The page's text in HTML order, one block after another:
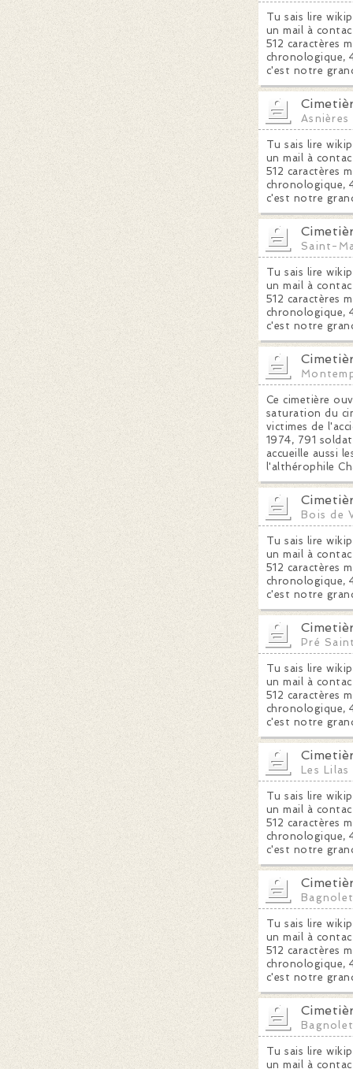
Tu sais lire
un mail à
512 caractères
chronologique,
c'est notre
Asnières
Tu sais lire
un mail à
512 caractères
chronologique,
c'est notre
Saint-
Tu sais lire
un mail à
512 caractères
chronologique,
c'est notre
Ce cimetière
saturation du
victimes de
1974, 791
accueille aussi
l'althérophile
Bois de
Tu sais lire
un mail à
512 caractères
chronologique,
c'est notre
Pré
Tu sais lire
un mail à
512 caractères
chronologique,
c'est notre
Les Lilas
Tu sais lire
un mail à
512 caractères
chronologique,
c'est notre
Tu sais lire
un mail à
512 caractères
chronologique,
c'est notre
Tu sais lire
un mail à